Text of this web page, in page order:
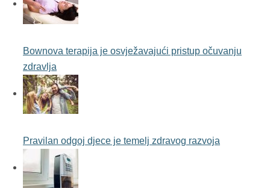
Bownova terapija je osvježavajući pristup očuvanju
zdravlja
Pravilan odgoj djece je temelj zdravog razvoja